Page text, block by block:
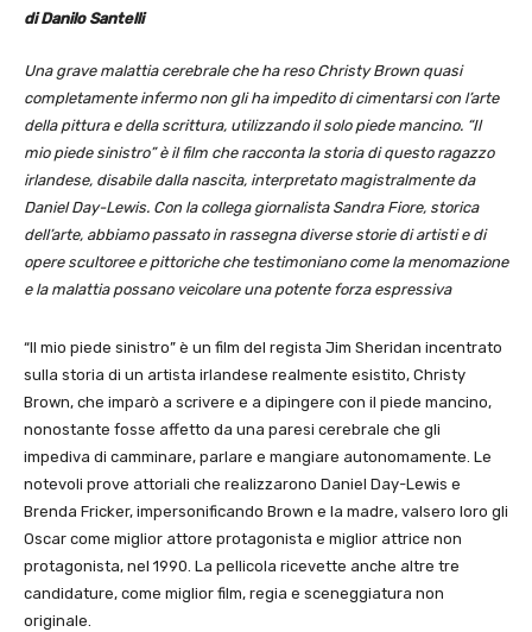
di Danilo Santelli
Una grave malattia cerebrale che ha reso Christy Brown quasi
completamente infermo non gli ha impedito di cimentarsi con l’arte
della pittura e della scrittura, utilizzando il solo piede mancino. “Il
mio piede sinistro” è il film che racconta la storia di questo ragazzo
irlandese, disabile dalla nascita, interpretato magistralmente da
Daniel Day-Lewis. Con la collega giornalista Sandra Fiore, storica
dell’arte, abbiamo passato in rassegna diverse storie di artisti e di
opere scultoree e pittoriche che testimoniano come la menomazione
e la malattia possano veicolare una potente forza espressiva
“Il mio piede sinistro” è un film del regista Jim Sheridan incentrato
sulla storia di un artista irlandese realmente esistito, Christy
Brown, che imparò a scrivere e a dipingere con il piede mancino,
nonostante fosse affetto da una paresi cerebrale che gli
impediva di camminare, parlare e mangiare autonomamente. Le
notevoli prove attoriali che realizzarono Daniel Day-Lewis e
Brenda Fricker, impersonificando Brown e la madre, valsero loro gli
Oscar come miglior attore protagonista e miglior attrice non
protagonista, nel 1990. La pellicola ricevette anche altre tre
candidature, come miglior film, regia e sceneggiatura non
originale.